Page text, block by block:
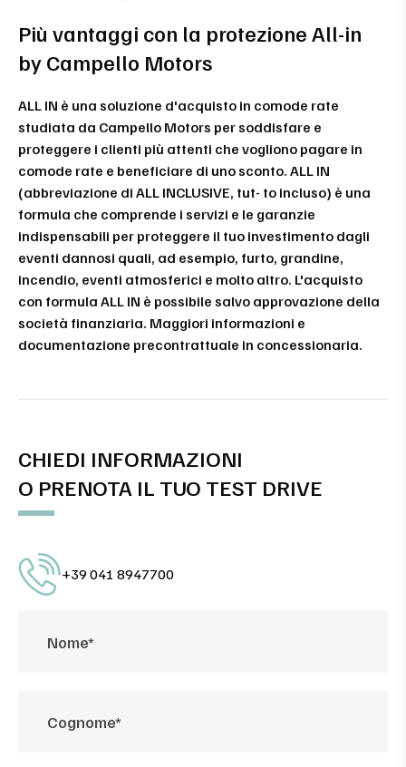
Più vantaggi con la protezione All-in
by Campello Motors
ALL IN è una soluzione d'acquisto in comode rate
studiata da Campello Motors per soddisfare e
proteggere i clienti più attenti che vogliono pagare in
comode rate e beneficiare di uno sconto. ALL IN
(abbreviazione di ALL INCLUSIVE, tut- to incluso) è una
formula che comprende i servizi e le garanzie
indispensabili per proteggere il tuo investimento dagli
eventi dannosi quali, ad esempio, furto, grandine,
incendio, eventi atmosferici e molto altro. L'acquisto
con formula ALL IN è possibile salvo approvazione della
società finanziaria. Maggiori informazioni e
documentazione precontrattuale in concessionaria.
CHIEDI INFORMAZIONI
O PRENOTA IL TUO TEST DRIVE
+39 041 8947700